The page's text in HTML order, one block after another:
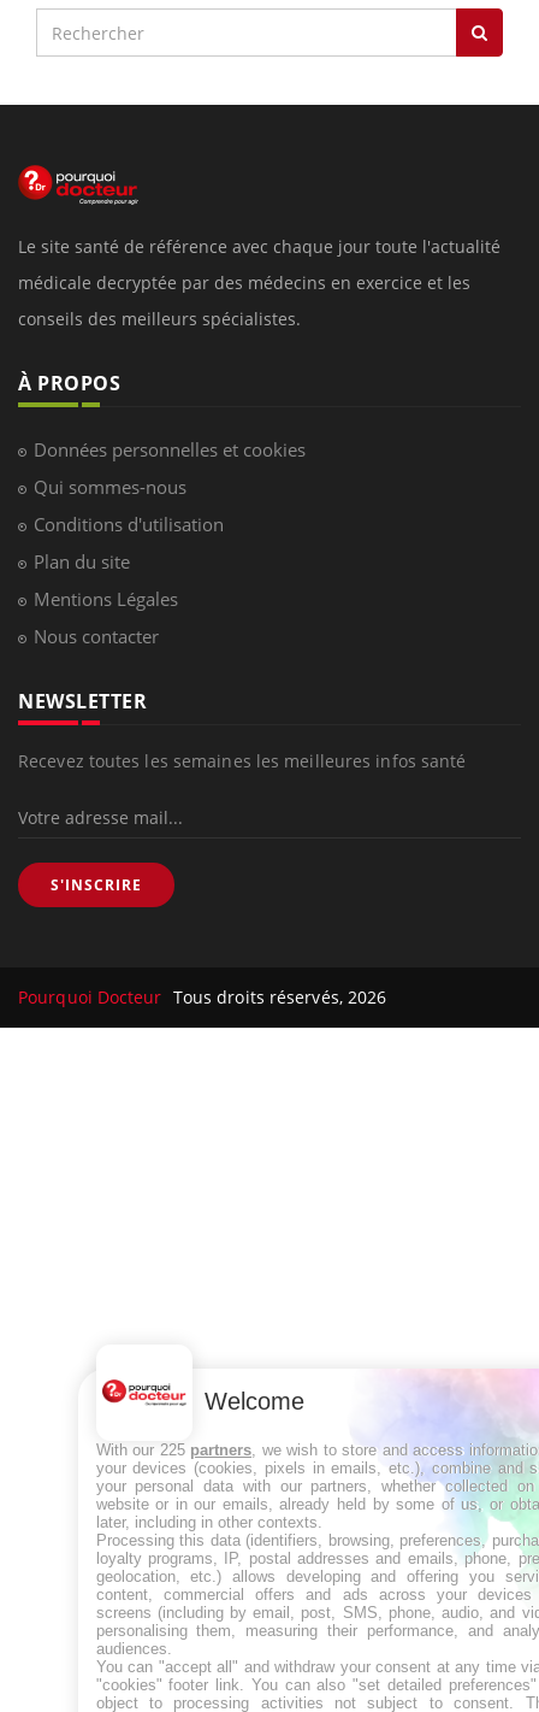
Le site santé de référence avec chaque jour toute l'actualité
médicale decryptée par des médecins en exercice et les
conseils des meilleurs spécialistes.
À PROPOS
Données personnelles et cookies
Qui sommes-nous
Conditions d'utilisation
Plan du site
Mentions Légales
Nous contacter
NEWSLETTER
Recevez toutes les semaines les meilleures infos santé
S'INSCRIRE
Pourquoi Docteur Tous droits réservés, 2026
Welcome
With our 225 partners , we wish to store and access
your devices (cookies, pixels in emails, etc.), combine and
your personal data with our partners, whether collected
website or in our emails, already held by some of us, or
later, including in other contexts.
Processing this data (identifiers, browsing, preferences,
loyalty programs, IP, postal addresses and emails, phone,
geolocation, etc.) allows developing and offering you
content, commercial offers and ads across your devices
screens (including by email, post, SMS, phone, audio, and
personalising them, measuring their performance, and
audiences.
You can "accept all" and withdraw your consent at any time
"cookies" footer link . You can also "set detailed
object to processing activities not subject to consent.